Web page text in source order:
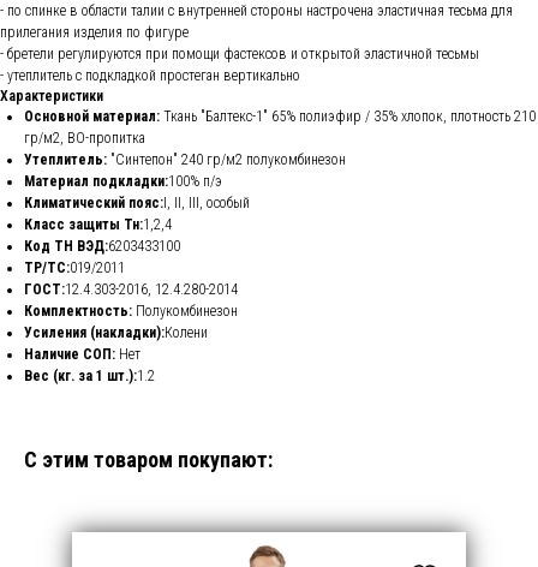
- по спинке в области талии с внутренней стороны настрочена эластичная тесьма для
прилегания изделия по фигуре
- бретели регулируются при помощи фастексов и открытой эластичной тесьмы
- утеплитель с подкладкой простеган вертикально
Характеристики
Основной материал: Ткань "Балтекс-1" 65% полиэфир / 35% хлопок, плотность 210
гр/м2, ВО-пропитка
Утеплитель: "Синтепон" 240 гр/м2 полукомбинезон
Материал подкладки:100% п/э
Климатический пояс: I, II, III, особый
Класс защиты Тн:1,2,4
Код ТН ВЭД:6203433100
ТР/ТС:019/2011
ГОСТ:12.4.303-2016, 12.4.280-2014
Комплектность: Полукомбинезон
Усиления (накладки):Колени
Наличие СОП: Нет
Вес (кг. за 1 шт.):1.2
С этим товаром покупают: